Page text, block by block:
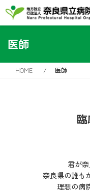
医師
HOME 医師
君が
奈良県の誰も
理想の病